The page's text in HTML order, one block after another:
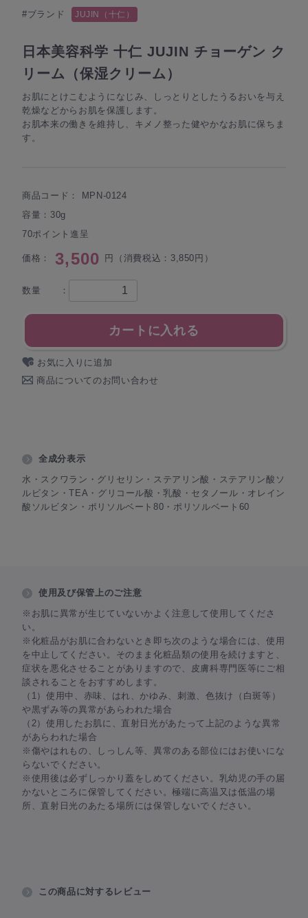
#ブランド JUJIN（十仁）
日本美容科学 十仁 JUJIN チョーゲン ク
リーム（保湿クリーム）
お肌にとけこむようになじみ、しっとりとしたうるおいを与え
乾燥などからお肌を保護します。
お肌本来の働きを維持し、キメノ整った健やかなお肌に保ちま
す。
商品コード： MPN-0124
容量：30g
70ポイント進呈
価格： 3,500 円（消費税込：3,850円）
数量 ：
カートに入れる
お気に入りに追加
商品についてのお問い合わせ
全成分表示
水・スクワラン・グリセリン・ステアリン酸・ステアリン酸ソ
ルビタン・TEA・グリコール酸・乳酸・セタノール・オレイン
酸ソルビタン・ポリソルベート80・ポリソルベート60
使用及び保管上のご注意
※お肌に異常が生じていないかよく注意して使用してくださ
い。
※化粧品がお肌に合わないとき即ち次のような場合には、使用
を中止してください。そのまま化粧品類の使用を続けますと、
症状を悪化させることがありますので、皮膚科専門医等にご相
談されることをおすすめします。
（1）使用中、赤味、はれ、かゆみ、刺激、色抜け（白斑等）
や黒ずみ等の異常があらわれた場合
（2）使用したお肌に、直射日光があたって上記のような異常
があらわれた場合
※傷やはれもの、しっしん等、異常のある部位にはお使いにな
らないでください。
※使用後は必ずしっかり蓋をしめてください。乳幼児の手の届
かないところに保管してください。極端に高温又は低温の場
所、直射日光のあたる場所には保管しないでください。
この商品に対するレビュー